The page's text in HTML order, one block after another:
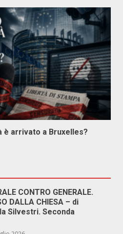
è arrivato a Bruxelles?
CONTRO GENERALE.
DALLA CHIESA – di
Silvestri. Seconda